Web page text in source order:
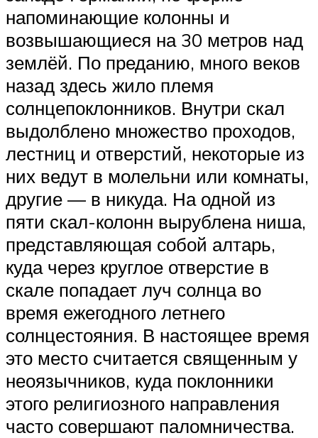
напоминающие колонны и
возвышающиеся на 30 метров над
землёй. По преданию, много веков
назад здесь жило племя
солнцепоклонников. Внутри скал
выдолблено множество проходов,
лестниц и отверстий, некоторые из
них ведут в молельни или комнаты,
другие — в никуда. На одной из
пяти скал-колонн вырублена ниша,
представляющая собой алтарь,
куда через круглое отверстие в
скале попадает луч солнца во
время ежегодного летнего
солнцестояния. В настоящее время
это место считается священным у
неоязычников, куда поклонники
этого религиозного направления
часто совершают паломничества.